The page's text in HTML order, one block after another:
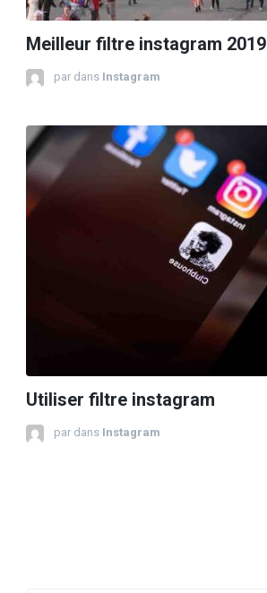
Meilleur filtre instagram 2019
par dans Instagram
Utiliser filtre instagram
par dans Instagram